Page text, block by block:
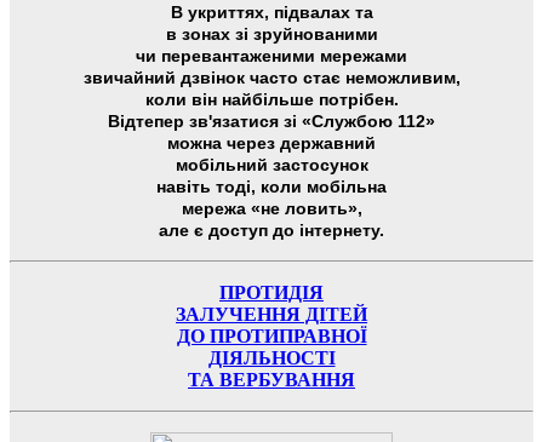
В укриттях, підвалах та
в зонах зі зруйнованими
чи перевантаженими мережами
звичайний дзвінок часто стає неможливим,
коли він найбільше потрібен.
Відтепер зв'язатися зі «Службою 112»
можна через державний
мобільний застосунок
навіть тоді, коли мобільна
мережа «не ловить»,
але є доступ до інтернету.
ПРОТИДІЯ
ЗАЛУЧЕННЯ ДІТЕЙ
ДО ПРОТИПРАВНОЇ
ДІЯЛЬНОСТІ
ТА ВЕРБУВАННЯ